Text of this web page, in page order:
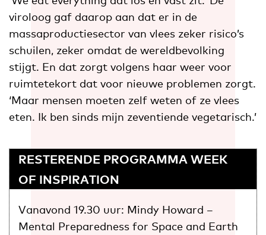
viroloog gaf daarop aan dat er in de
massaproductiesector van vlees zeker risico’s
schuilen, zeker omdat de wereldbevolking
stijgt. En dat zorgt volgens haar weer voor
ruimtetekort dat voor nieuwe problemen zorgt.
‘Maar mensen moeten zelf weten of ze vlees
eten. Ik ben sinds mijn zeventiende vegetarisch.’
RESTERENDE PROGRAMMA WEEK
OF INSPIRATION
Vanavond 19.30 uur: Mindy Howard –
Mental Preparedness for Space and Earth